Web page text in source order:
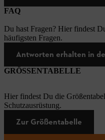
FAQ
Du hast Fragen? Hier findest
häufigsten Fragen.
Antworten erhalten in
GRÖSSENTABELLE
Hier findest Du die
Schutzausrüstung.
Zur Größentabelle